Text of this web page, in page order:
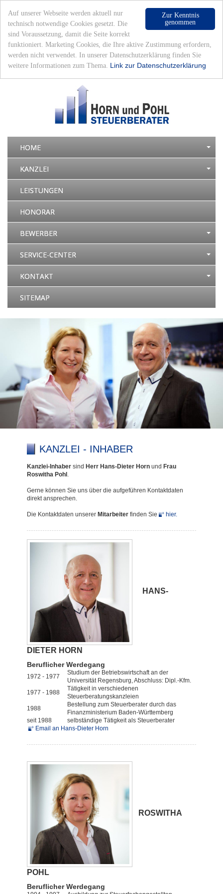
Zur Kenntnis
genommen
Auf unserer Webseite werden aktuell nur
technisch notwendige Cookies gesetzt. Die
sind Voraussetzung, damit die Seite korrekt
funktioniert. Marketing Cookies, die Ihre aktive Zustimmung erfordern,
werden nicht verwendet. In unserer Datenschutzerklärung finden Sie
weitere Informationen zum Thema. Link zur Datenschutzerklärung
Datenschutz| Impressum|Mandantenlogin|Sonntag, 9. August 2026 - 10:50 Uhr
HOME
KANZLEI
LEISTUNGEN
HONORAR
BEWERBER
SERVICE-CENTER
KONTAKT
SITEMAP
KANZLEI - INHABER
Kanzlei-Inhaber sind Herr Hans-Dieter Horn und Frau
Roswitha Pohl.
Gerne können Sie uns über die aufgeführen Kontaktdaten
direkt ansprechen.
Die Kontaktdaten unserer Mitarbeiterfinden Sie hier.
HANS-
DIETER HORN
Beruflicher Werdegang
1972 - 1977
Studium der Betriebswirtschaft an der
Universität Regensburg, Abschluss: Dipl.-Kfm.
1977 - 1988
Tätigkeit in verschiedenen
Steuerberatungskanzleien
1988
Bestellung zum Steuerberater durch das
Finanzministerium Baden-Württemberg
seit 1988
selbständige Tätigkeit als Steuerberater
Email an Hans-Dieter Horn
ROSWITHA
POHL
Beruflicher Werdegang